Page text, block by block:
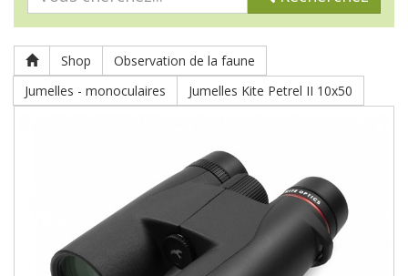
Shop
Observation de la faune
Jumelles - monoculaires
Jumelles Kite Petrel II 10x50